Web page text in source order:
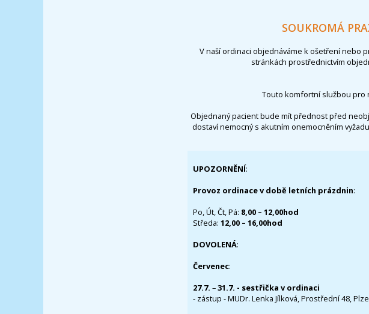
SOUKROMÁ
V naší ordinaci objednáváme k ošetření nebo
stránkách prostřednictvím
Touto komfortní službou pro
Objednaný pacient bude mít přednost před
dostaví nemocný s akutním onemocněním
UPOZORNĚNÍ:
Provoz ordinace v době letních prázdnin:
Po, Út, Čt, Pá: 8,00 – 12,00hod
Středa: 12,00 – 16,00hod
DOVOLENÁ:
Červenec:
27.7. –31.7. - sestřička v ordinaci
- zástup - MUDr. Lenka Jílková, Prostřední 48,